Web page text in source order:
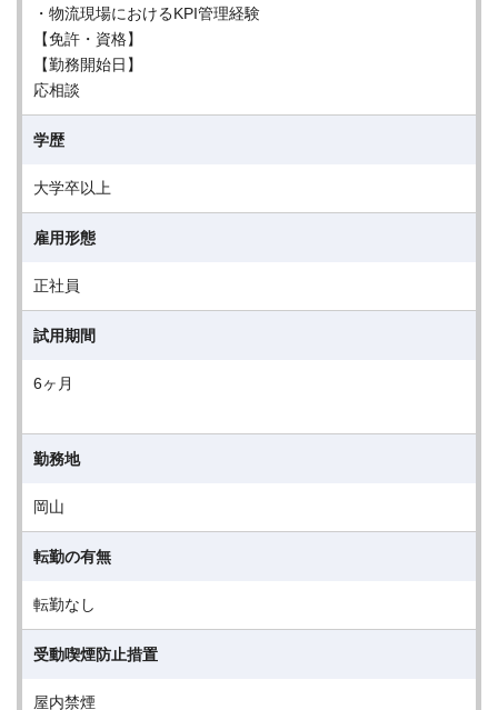
・物流現場におけるKPI管理経験
【免許・資格】
【勤務開始日】
応相談
学歴
大学卒以上
雇用形態
正社員
試用期間
6ヶ月
勤務地
岡山
転勤の有無
転勤なし
受動喫煙防止措置
屋内禁煙